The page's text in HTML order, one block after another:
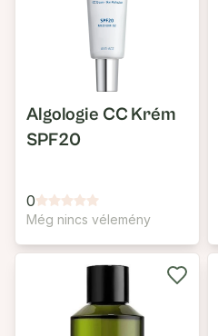
Algologie CC Krém
SPF20
0
Még nincs vélemény